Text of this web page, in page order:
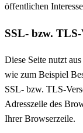
öffentlichen
SSL- bzw. TLS-
Diese Seite nutzt
wie zum Beispiel
SSL- bzw. TLS-
Adresszeile des
Ihrer Browserzeile.